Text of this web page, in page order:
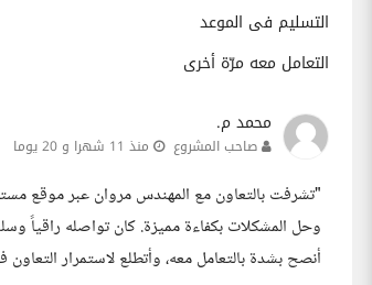
التسليم فى الموعد
التعامل معه مرّة أخرى
محمد م.
صاحب المشروع منذ 11 شهرا و 20 يوما
"تشرفت بالتعاون مع المهندس مروان عبر موقع
وحل المشكلات بكفاءة مميزة. كان تواصله راقياً
أنصح بشدة بالتعامل معه، وأتطلع لاستمرار